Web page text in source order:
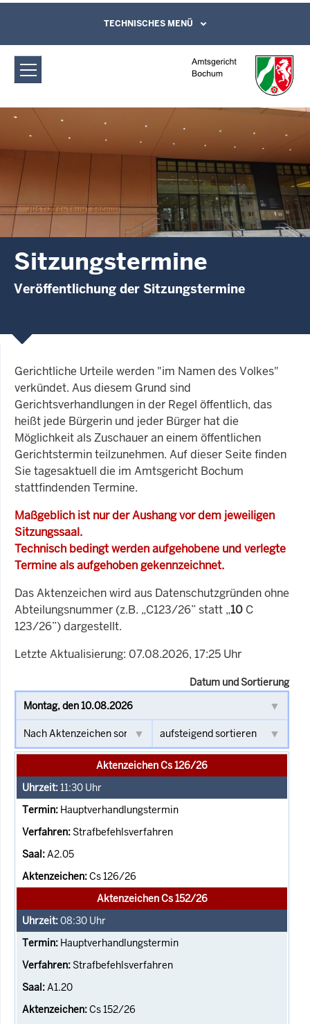
Amtsgericht Bochum: Sitzungstermine
Direkt zum Inhalt
Leichte Sprache, Gebärdensprachenvideo
und Kontaktformular
TECHNISCHES MENÜ
Sitzungstermine
Veröffentlichung der Sitzungstermine
Gerichtliche Urteile werden "im Namen des Volkes"
verkündet. Aus diesem Grund sind
Gerichtsverhandlungen in der Regel öffentlich, das
heißt jede Bürgerin und jeder Bürger hat die
Möglichkeit als Zuschauer an einem öffentlichen
Gerichtstermin teilzunehmen. Auf dieser Seite finden
Sie tagesaktuell die im Amtsgericht Bochum
stattfindenden Termine.
Maßgeblich ist nur der Aushang vor dem jeweiligen
Sitzungssaal.
Technisch bedingt werden aufgehobene und verlegte
Termine als aufgehoben gekennzeichnet.
Das Aktenzeichen wird aus Datenschutzgründen ohne
Abteilungsnummer (z.B. „C123/26” statt „10 C
123/26”) dargestellt.
Letzte Aktualisierung: 07.08.2026, 17:25 Uhr
Datum und Sortierung
Aktenzeichen Cs 126/26
11:30 Uhr
Hauptverhandlungstermin
Strafbefehlsverfahren
A2.05
Cs 126/26
Aktenzeichen Cs 152/26
08:30 Uhr
Hauptverhandlungstermin
Strafbefehlsverfahren
A1.20
Cs 152/26